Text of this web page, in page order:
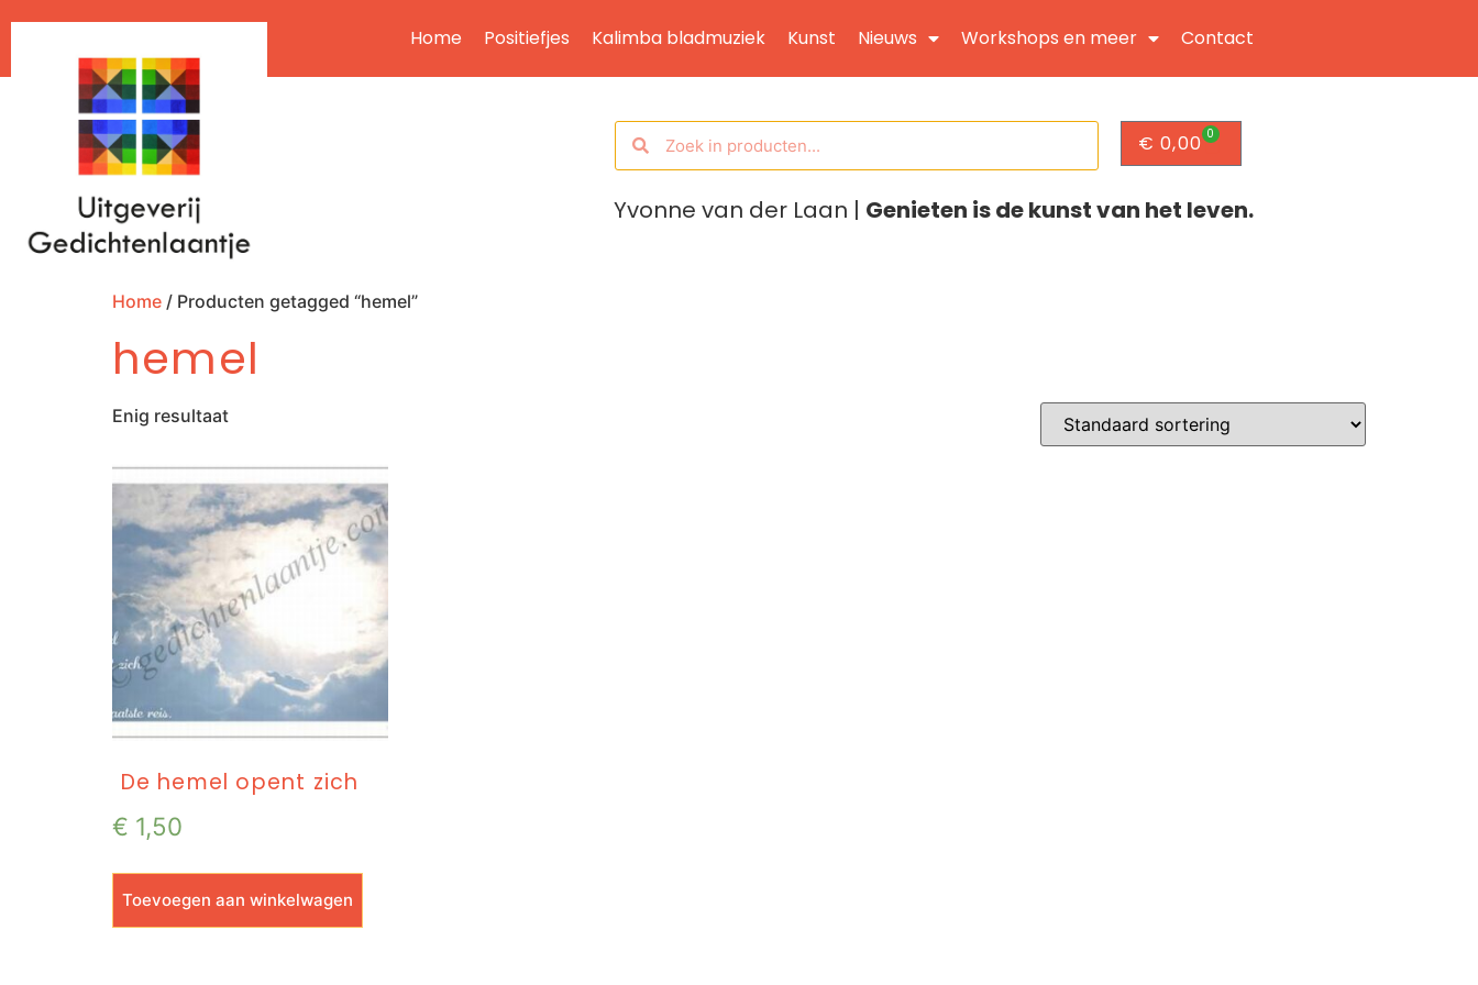
Home Positiefjes Kalimba bladmuziek Kunst Nieuws Workshops en meer Contact
€ 0,00 0
Yvonne van der Laan | Genieten is de kunst van het leven.
Home / Producten getagged “hemel”
hemel
Enig resultaat
De hemel opent zich
€ 1,50
Toevoegen aan winkelwagen